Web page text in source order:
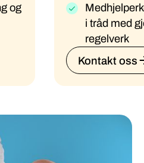
og
i tråd med
regelverk
Kontakt oss